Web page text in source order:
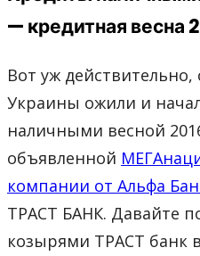
— кредитная весна
Вот уж
Украины ожили и
наличными весной
объявленной
компании от Альфа
ТРАСТ БАНК. Давайте
козырями ТРАСТ банк